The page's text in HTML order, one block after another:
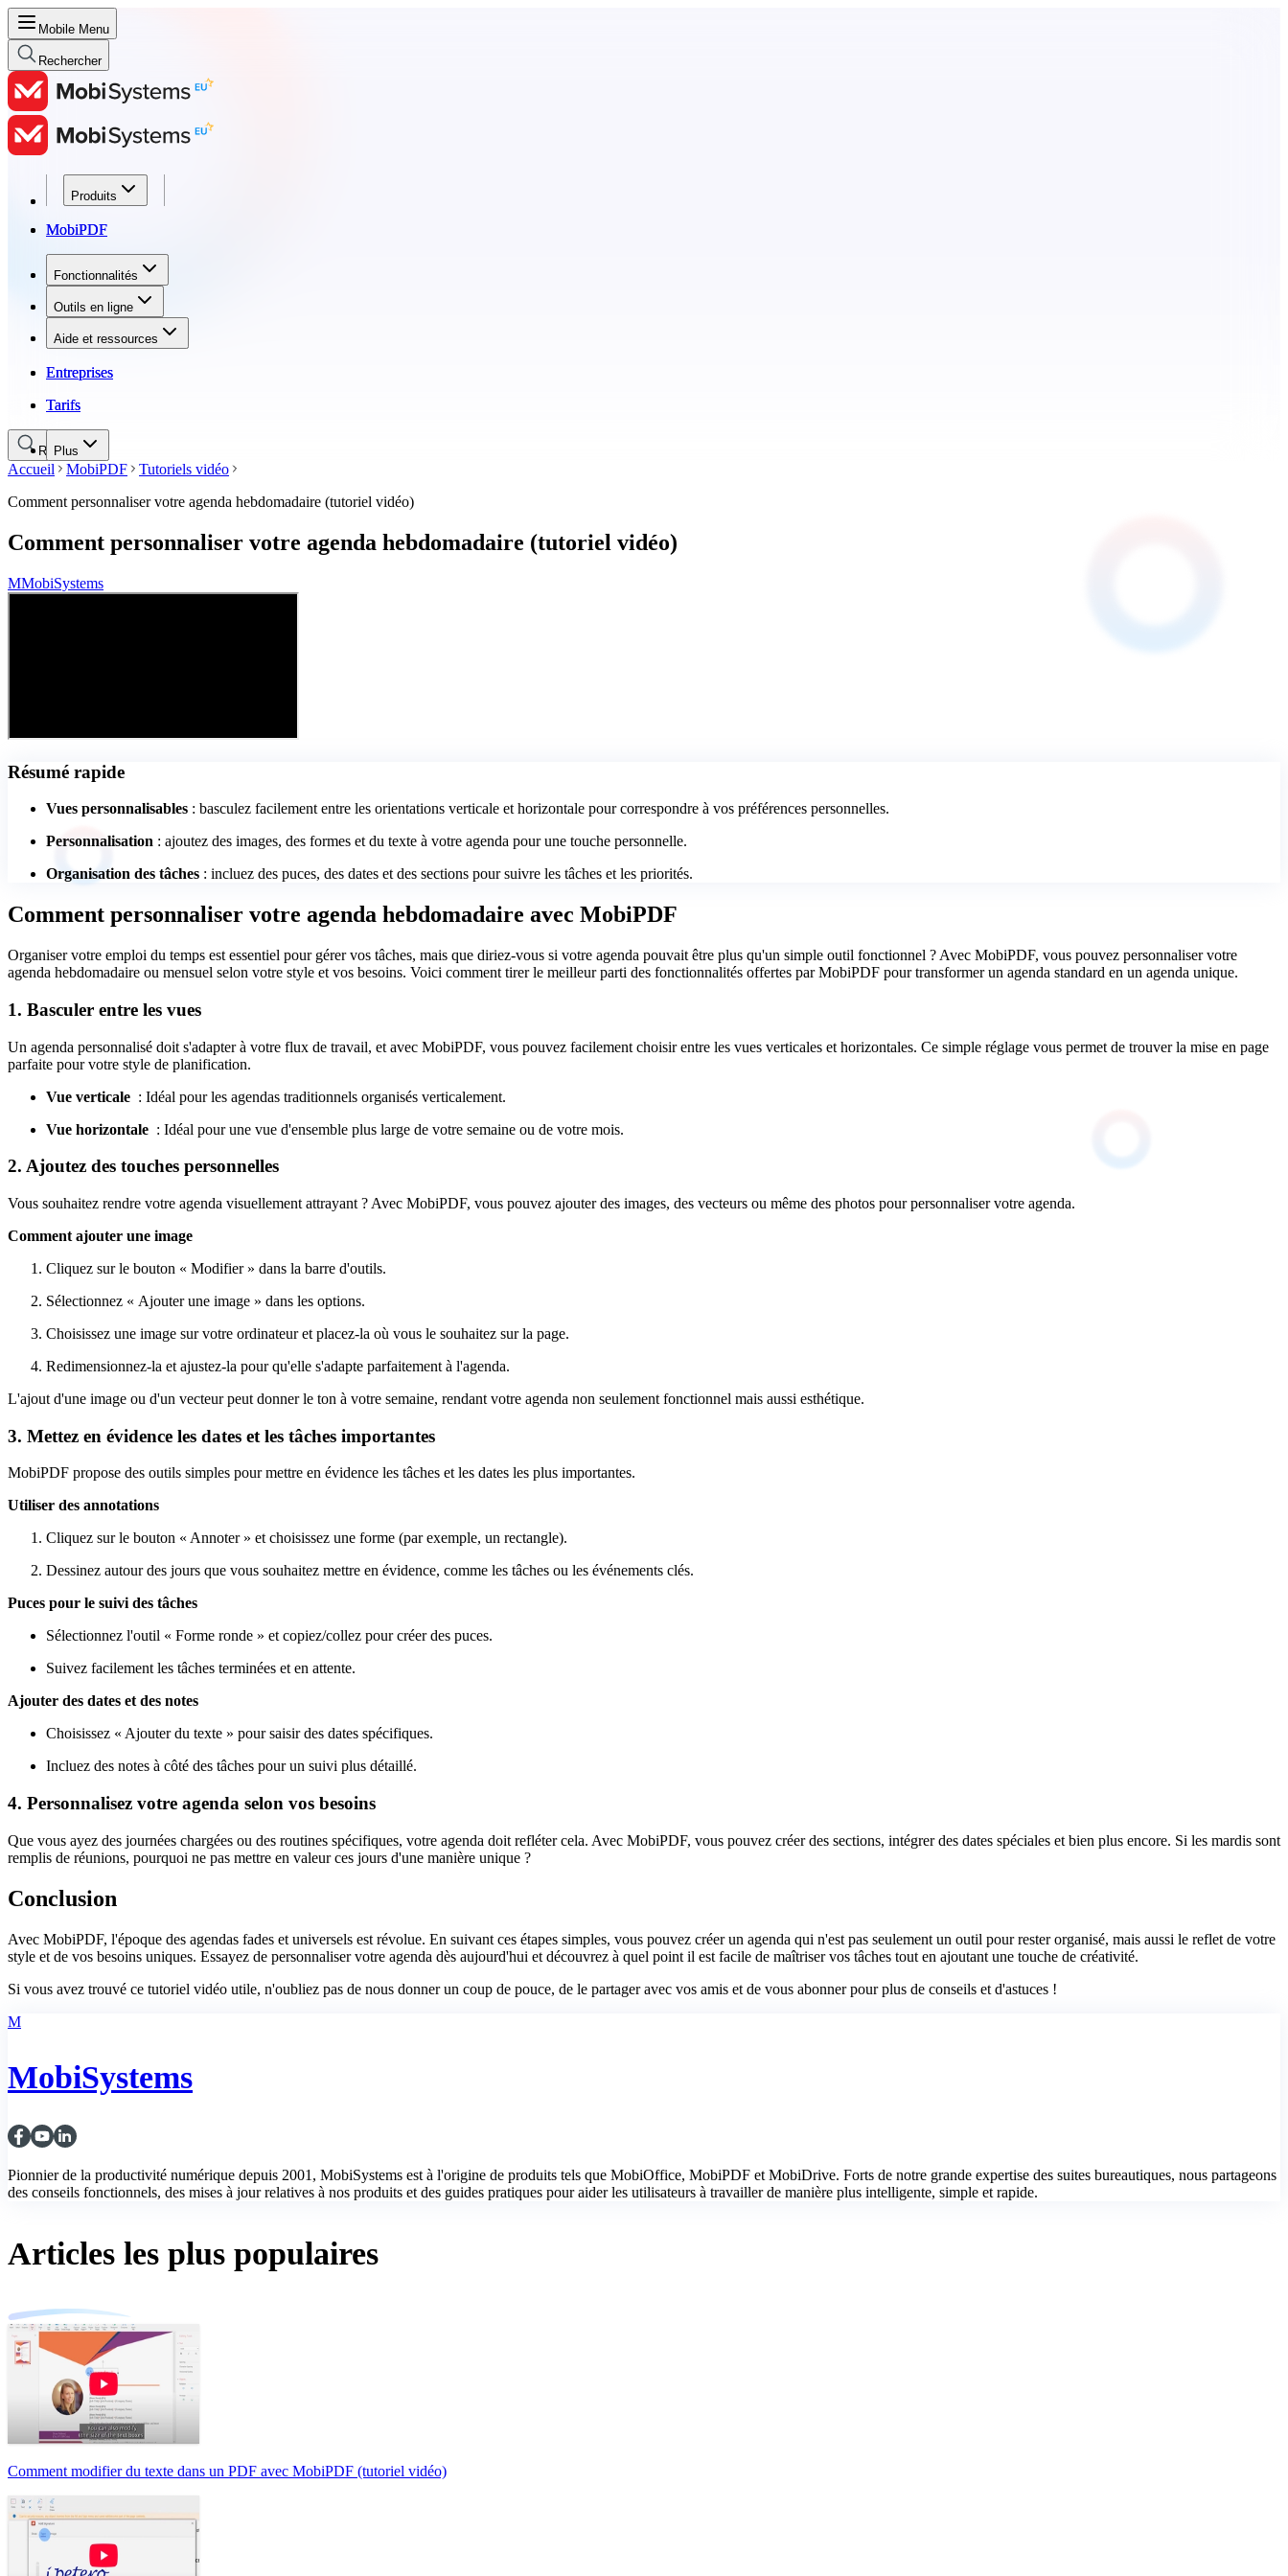
Mobile Menu
Rechercher
Produits
MobiPDF
Fonctionnalités
Outils en ligne
Aide et ressources
Entreprises
Tarifs
Plus
Produits
MobiPDF
Fonctionnalités
Outils en ligne
Aide et ressources
Entreprises
Tarifs
Rechercher
Accueil MobiPDF
Tutoriels vidéo
Comment personnaliser votre agenda hebdomadaire (tutoriel vidéo)
Comment personnaliser votre agenda hebdomadaire (tutoriel vidéo)
MMobiSystems
Résumé rapide
Vues personnalisables : basculez facilement entre les orientations verticale et horizontale pour correspondre à vos préférences personnelles.
Personnalisation : ajoutez des images, des formes et du texte à votre agenda pour une touche personnelle.
Organisation des tâches : incluez des puces, des dates et des sections pour suivre les tâches et les priorités.
Comment personnaliser votre agenda hebdomadaire avec MobiPDF
Organiser votre emploi du temps est essentiel pour gérer vos tâches, mais que diriez-vous si votre agenda pouvait être plus qu'un simple outil fonctionnel ? Avec MobiPDF, vous pouvez personnaliser votre
agenda hebdomadaire ou mensuel selon votre style et vos besoins. Voici comment tirer le meilleur parti des fonctionnalités offertes par MobiPDF pour transformer un agenda standard en un agenda unique.
1. Basculer entre les vues
Un agenda personnalisé doit s'adapter à votre flux de travail, et avec MobiPDF, vous pouvez facilement choisir entre les vues verticales et horizontales. Ce simple réglage vous permet de trouver la mise en page
parfaite pour votre style de planification.
Vue verticale : Idéal pour les agendas traditionnels organisés verticalement.
Vue horizontale : Idéal pour une vue d'ensemble plus large de votre semaine ou de votre mois.
2. Ajoutez des touches personnelles
Vous souhaitez rendre votre agenda visuellement attrayant ? Avec MobiPDF, vous pouvez ajouter des images, des vecteurs ou même des photos pour personnaliser votre agenda.
Comment ajouter une image
Cliquez sur le bouton « Modifier » dans la barre d'outils.
Sélectionnez « Ajouter une image » dans les options.
Choisissez une image sur votre ordinateur et placez-la où vous le souhaitez sur la page.
Redimensionnez-la et ajustez-la pour qu'elle s'adapte parfaitement à l'agenda.
L'ajout d'une image ou d'un vecteur peut donner le ton à votre semaine, rendant votre agenda non seulement fonctionnel mais aussi esthétique.
3. Mettez en évidence les dates et les tâches importantes
MobiPDF propose des outils simples pour mettre en évidence les tâches et les dates les plus importantes.
Utiliser des annotations
Cliquez sur le bouton « Annoter » et choisissez une forme (par exemple, un rectangle).
Dessinez autour des jours que vous souhaitez mettre en évidence, comme les tâches ou les événements clés.
Puces pour le suivi des tâches
Sélectionnez l'outil « Forme ronde » et copiez/collez pour créer des puces.
Suivez facilement les tâches terminées et en attente.
Ajouter des dates et des notes
Choisissez « Ajouter du texte » pour saisir des dates spécifiques.
Incluez des notes à côté des tâches pour un suivi plus détaillé.
4. Personnalisez votre agenda selon vos besoins
Que vous ayez des journées chargées ou des routines spécifiques, votre agenda doit refléter cela. Avec MobiPDF, vous pouvez créer des sections, intégrer des dates spéciales et bien plus encore. Si les mardis sont
remplis de réunions, pourquoi ne pas mettre en valeur ces jours d'une manière unique ?
Conclusion
Avec MobiPDF, l'époque des agendas fades et universels est révolue. En suivant ces étapes simples, vous pouvez créer un agenda qui n'est pas seulement un outil pour rester organisé, mais aussi le reflet de votre
style et de vos besoins uniques. Essayez de personnaliser votre agenda dès aujourd'hui et découvrez à quel point il est facile de maîtriser vos tâches tout en ajoutant une touche de créativité.
Si vous avez trouvé ce tutoriel vidéo utile, n'oubliez pas de nous donner un coup de pouce, de le partager avec vos amis et de vous abonner pour plus de conseils et d'astuces !
M
MobiSystems
Pionnier de la productivité numérique depuis 2001, MobiSystems est à l'origine de produits tels que MobiOffice, MobiPDF et MobiDrive. Forts de notre grande expertise des suites bureautiques, nous partageons
des conseils fonctionnels, des mises à jour relatives à nos produits et des guides pratiques pour aider les utilisateurs à travailler de manière plus intelligente, simple et rapide.
Articles les plus populaires
Comment modifier du texte dans un PDF avec MobiPDF (tutoriel vidéo)